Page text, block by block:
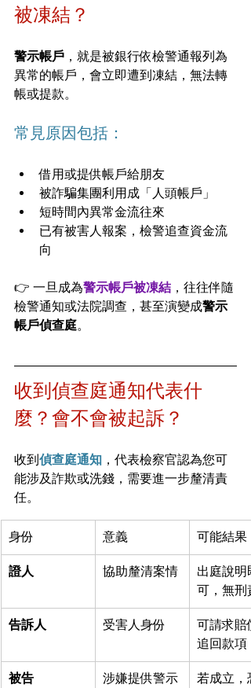
被凍結？
警示帳戶 ，就是被銀行依檢警通報列為
異常的帳戶，會立即遭到凍結，無法轉
帳或提款。
常見原因包括：
借用或提供帳戶給朋友
被詐騙集團利用成「人頭帳戶」
短時間內異常金流往來
已有被害人報案，檢警追查資金流
向
👉 一旦成為警示帳戶被凍結 ，往往伴隨
檢警通知或法院調查，甚至演變成警示
帳戶偵查庭。
收到偵查庭通知代表什
麼？會不會被起訴？
收到 偵查庭通知 ，代表檢察官認為您可
能涉及詐欺或洗錢，需要進一步釐清責
任。
身份 意義 可能結果
證人 協助釐清案情
出庭說明
可，無刑
告訴人 受害人身份
可請求賠
追回款項
被告
涉嫌提供警示
若成立，